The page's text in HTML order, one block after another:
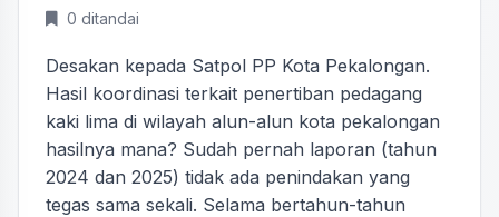
0 ditandai
Desakan kepada Satpol PP Kota Pekalongan.
Hasil koordinasi terkait penertiban pedagang
kaki lima di wilayah alun-alun kota pekalongan
hasilnya mana? Sudah pernah laporan (tahun
2024 dan 2025) tidak ada penindakan yang
tegas sama sekali. Selama bertahun-tahun